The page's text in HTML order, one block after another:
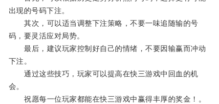
出现的号码下注。
其次，可以适当调整下注策略，不要一味追随输的号
码，要灵活应对局势。
最后，建议玩家控制好自己的情绪，不要因输赢而冲动
下注。
通过这些技巧，玩家可以提高在快三游戏中回血的机
会。
祝愿每一位玩家都能在快三游戏中赢得丰厚的奖金！。